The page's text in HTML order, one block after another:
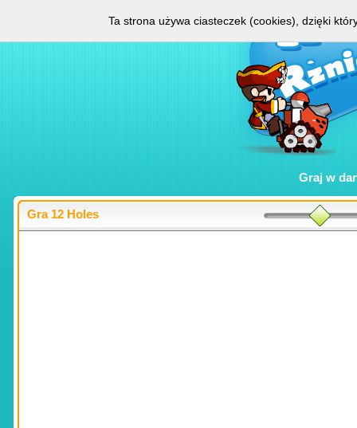
Graj w
Gra 12 Holes
Ta strona używa ciasteczek (cookies), dzięki